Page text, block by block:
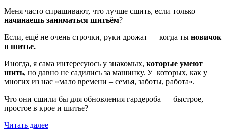
Меня часто спрашивают, что лучше сшить, если только
начинаешь заниматься шитьём?
Если, ещё не очень строчки, руки дрожат — когда ты новичок
в шитье.
Иногда, я сама интересуюсь у знакомых, которые умеют
шить, но давно не садились за машинку. У которых, как у
многих из нас «мало времени – семья, заботы, работа».
Что они сшили бы для обновления гардероба — быстрое,
простое в крое и шитье?
Читать далее«Как